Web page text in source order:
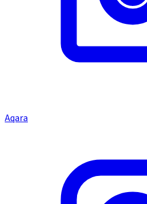
Aqara